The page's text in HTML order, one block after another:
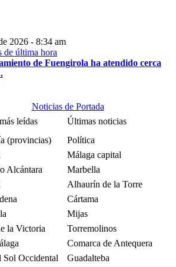
2026 - 8:34 am
de Fuengirola ha atendido cerca
Noticias de Portada
leídas
Últimas noticias
(provincias)
Política
Málaga capital
Alcántara
Marbella
Alhaurín de la Torre
Cártama
Mijas
la Victoria
Torremolinos
Comarca de Antequera
Sol Occidental
Guadalteba